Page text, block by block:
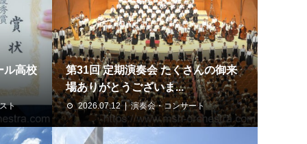
ル高校
ト
第31回 定期演奏会 たくさんの御来
場ありがとうございま...
2026.07.12 演奏会・コンサート